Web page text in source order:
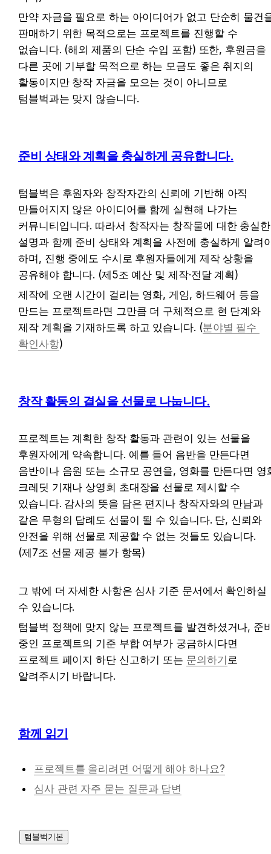
만약 자금을 필요로 하는 아이디어가 없고 단순히 물건
판매하기 위한 목적으로는 프로젝트를 진행할 수
없습니다. (해외 제품의 단순 수입 포함) 또한, 후원금을
다른 곳에 기부할 목적으로 하는 모금도 좋은 취지의
활동이지만 창작 자금을 모으는 것이 아니므로
텀블벅과는 맞지 않습니다.
준비 상태와 계획을 충실하게 공유합니다.
텀블벅은 후원자와 창작자간의 신뢰에 기반해 아직
만들어지지 않은 아이디어를 함께 실현해 나가는
커뮤니티입니다. 따라서 창작자는 창작물에 대한 충실한
설명과 함께 준비 상태와 계획을 사전에 충실하게 알려
하며, 진행 중에도 수시로 후원자들에게 제작 상황을
공유해야 합니다. (제5조 예산 및 제작·전달 계획)
제작에 오랜 시간이 걸리는 영화, 게임, 하드웨어 등을
만드는 프로젝트라면 그만큼 더 구체적으로 현 단계와
제작 계획을 기재하도록 하고 있습니다. (분야별 필수
확인사항)
창작 활동의 결실을 선물로 나눕니다.
프로젝트는 계획한 창작 활동과 관련이 있는 선물을
후원자에게 약속합니다. 예를 들어 음반을 만든다면
음반이나 음원 또는 소규모 공연을, 영화를 만든다면 영
크레딧 기재나 상영회 초대장을 선물로 제시할 수
있습니다. 감사의 뜻을 담은 편지나 창작자와의 만남과
같은 무형의 답례도 선물이 될 수 있습니다. 단, 신뢰와
안전을 위해 선물로 제공할 수 없는 것들도 있습니다.
(제7조 선물 제공 불가 항목)
그 밖에 더 자세한 사항은 심사 기준 문서에서 확인하실
수 있습니다.
텀블벅 정책에 맞지 않는 프로젝트를 발견하셨거나, 준
중인 프로젝트의 기준 부합 여부가 궁금하시다면
프로젝트 페이지 하단 신고하기 또는 문의하기 로
알려주시기 바랍니다.
함께 읽기
프로젝트를 올리려면 어떻게 해야 하나요?
심사 관련 자주 묻는 질문과 답변
텀블벅기본